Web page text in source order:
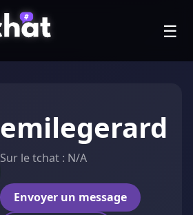
☰
emilegerard
Sur le tchat : N/A
Envoyer un message